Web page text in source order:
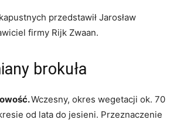
przedstawił Jarosław
firmy Rijk Zwaan.
brokuła
Wczesny, okres wegetacji ok. 70
od lata do jesieni. Przeznaczenie